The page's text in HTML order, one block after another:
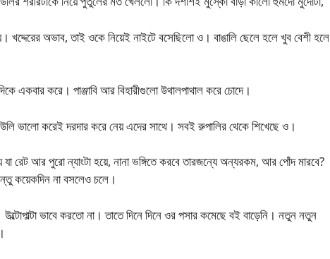
খদ্দেরের অভাব, তাই ওকে নিয়েই নাইটে বসেছিলো ও। বাঙালি ছেলে হলে খুব বেশী হলে
একবার করে। পাঞ্জাবি আর বিহারীগুলো উথালপাথাল করে চোদে।
ভালো করেই দরদার করে নেয় এদের সাথে। সবই রুপালির থেকে শিখেছে ও।
রেট আর পুরো ন্যাংটা হয়ে, নানা ভঙ্গিতে করবে তারজন্যে অন্যরকম, আর পোঁদ মারবে?
কয়েকদিন না বসলেও চলে।
ভাবে করতো না। তাতে দিনে দিনে ওর পসার কমেছে বই বাড়েনি। নতুন নতুন